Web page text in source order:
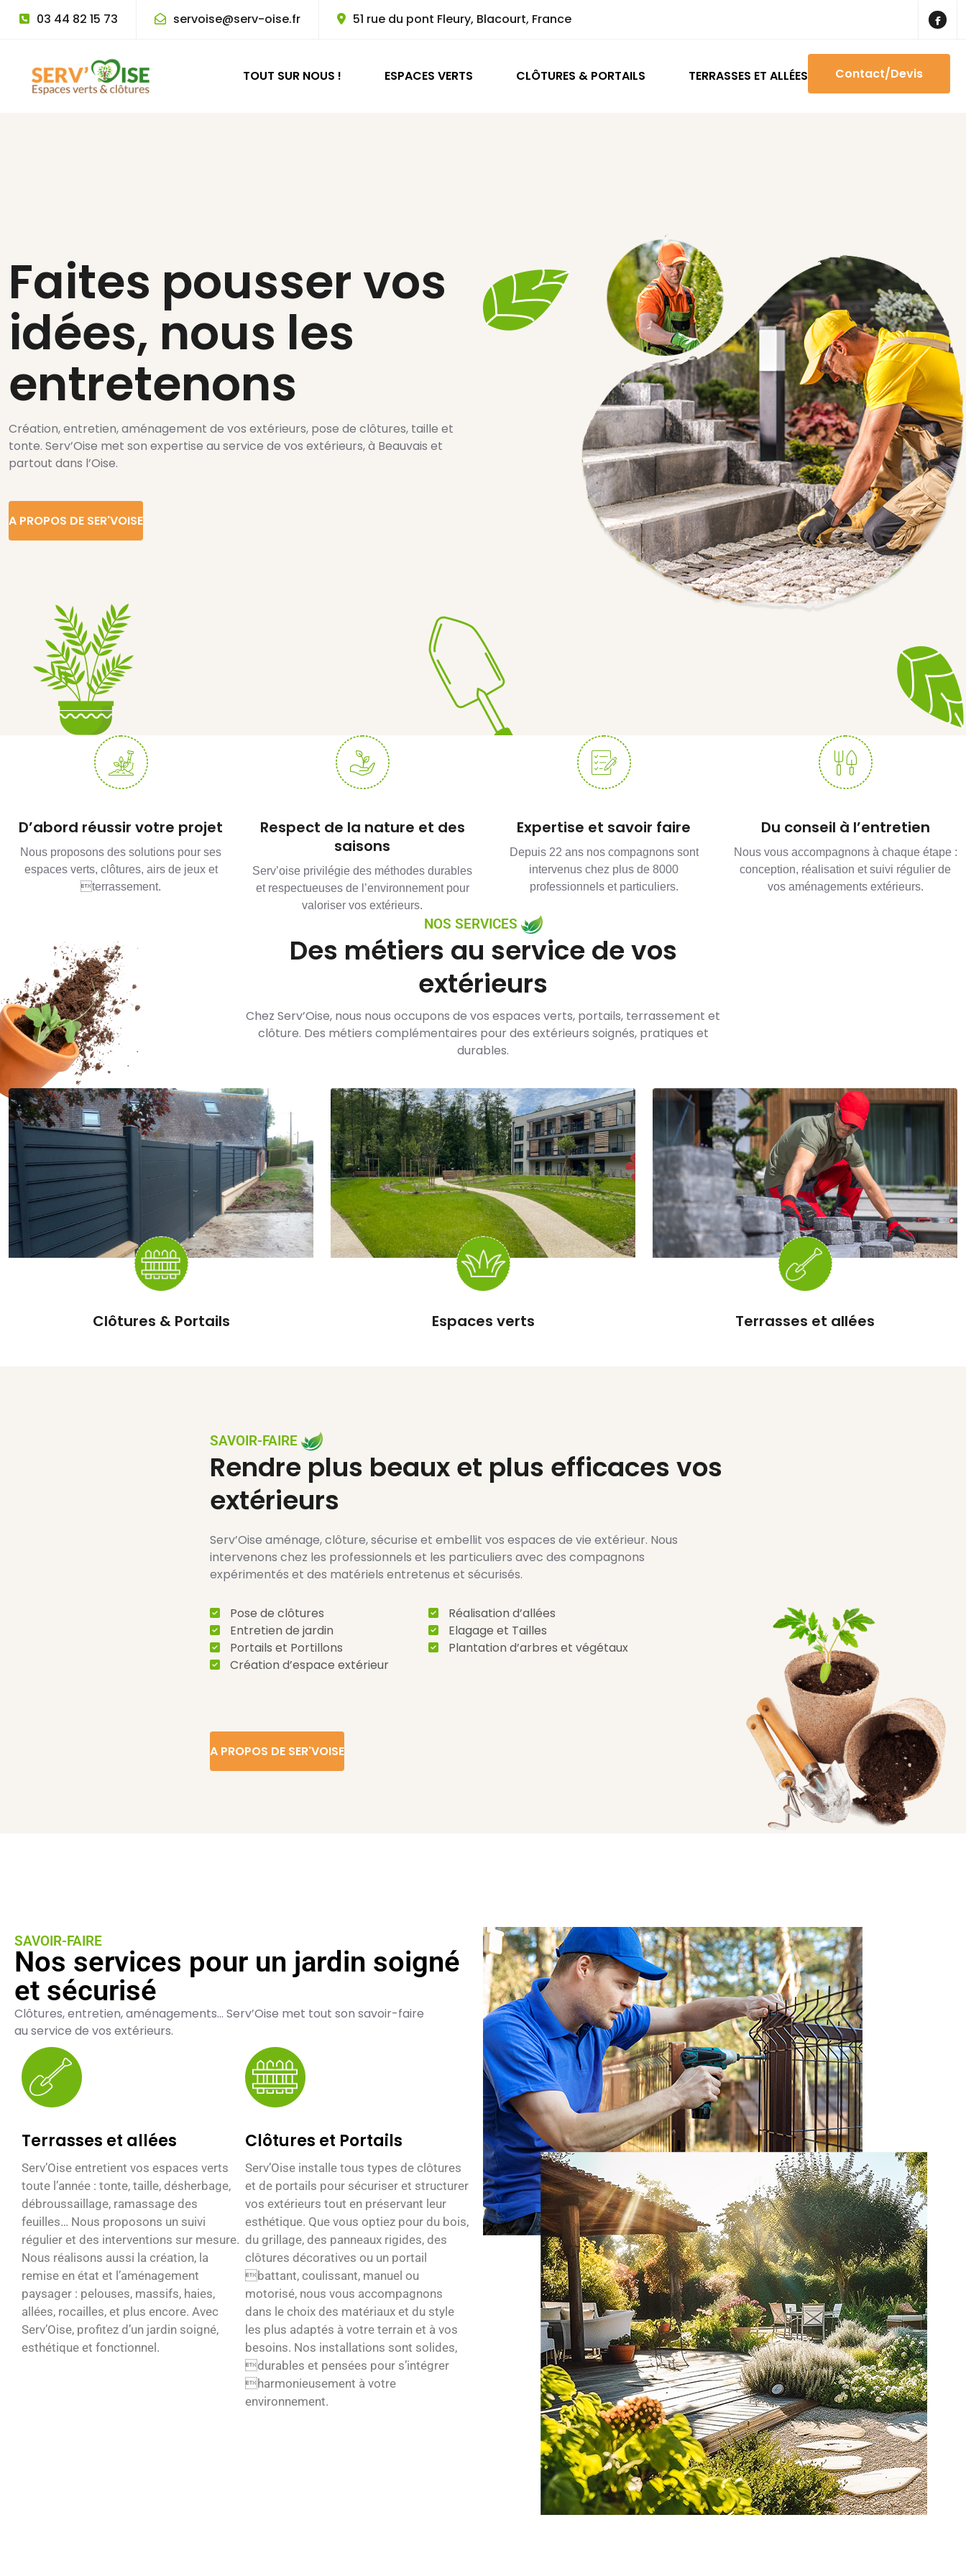
03 44 82 15 73 servoise@serv-oise.fr 51 rue du pont Fleury, Blacourt, France
TOUT SUR NOUS ! ESPACES VERTS CLÔTURES & PORTAILS TERRASSES ET ALLÉES Contact/Devis
Faites pousser vos
idées, nous les
entretenons
Création, entretien, aménagement de vos extérieurs, pose de clôtures, taille et
tonte. Serv’Oise met son expertise au service de vos extérieurs, à Beauvais et
partout dans l’Oise.
A PROPOS DE SER'VOISE
D’abord réussir votre projet
Nous proposons des solutions pour ses
espaces verts, clôtures, airs de jeux et
terrassement.
Respect de la nature et des
saisons
Serv’oise privilégie des méthodes durables
et respectueuses de l’environnement pour
valoriser vos extérieurs.
Expertise et savoir faire
Depuis 22 ans nos compagnons sont
intervenus chez plus de 8000
professionnels et particuliers.
Du conseil à l’entretien
Nous vous accompagnons à chaque étape :
conception, réalisation et suivi régulier de
vos aménagements extérieurs.
NOS SERVICES
Des métiers au service de vos
extérieurs
Chez Serv’Oise, nous nous occupons de vos espaces verts, portails, terrassement et
clôture. Des métiers complémentaires pour des extérieurs soignés, pratiques et
durables.
Espaces verts Terrasses et allées Clôtures & Portails
SAVOIR-FAIRE
Rendre plus beaux et plus efficaces vos
extérieurs
Serv’Oise aménage, clôture, sécurise et embellit vos espaces de vie extérieur. Nous
intervenons chez les professionnels et les particuliers avec des compagnons
expérimentés et des matériels entretenus et sécurisés.
Pose de clôtures
Réalisation d’allées
Entretien de jardin
Elagage et Tailles
Portails et Portillons
Plantation d’arbres et végétaux
Création d’espace extérieur
A PROPOS DE SER'VOISE
SAVOIR-FAIRE
Nos services pour un jardin soigné
et sécurisé
Clôtures, entretien, aménagements… Serv’Oise met tout son savoir-faire
au service de vos extérieurs.
Terrasses et allées
Serv’Oise entretient vos espaces verts
toute l’année : tonte, taille, désherbage,
débroussaillage, ramassage des
feuilles… Nous proposons un suivi
régulier et des interventions sur mesure.
Nous réalisons aussi la création, la
remise en état et l’aménagement
paysager : pelouses, massifs, haies,
allées, rocailles, et plus encore. Avec
Serv’Oise, profitez d’un jardin soigné,
esthétique et fonctionnel.
Clôtures et Portails
Serv’Oise installe tous types de clôtures
et de portails pour sécuriser et structurer
vos extérieurs tout en préservant leur
esthétique. Que vous optiez pour du bois,
du grillage, des panneaux rigides, des
clôtures décoratives ou un portail
battant, coulissant, manuel ou
motorisé, nous vous accompagnons
dans le choix des matériaux et du style
les plus adaptés à votre terrain et à vos
besoins. Nos installations sont solides,
durables et pensées pour s’intégrer
harmonieusement à votre
environnement.